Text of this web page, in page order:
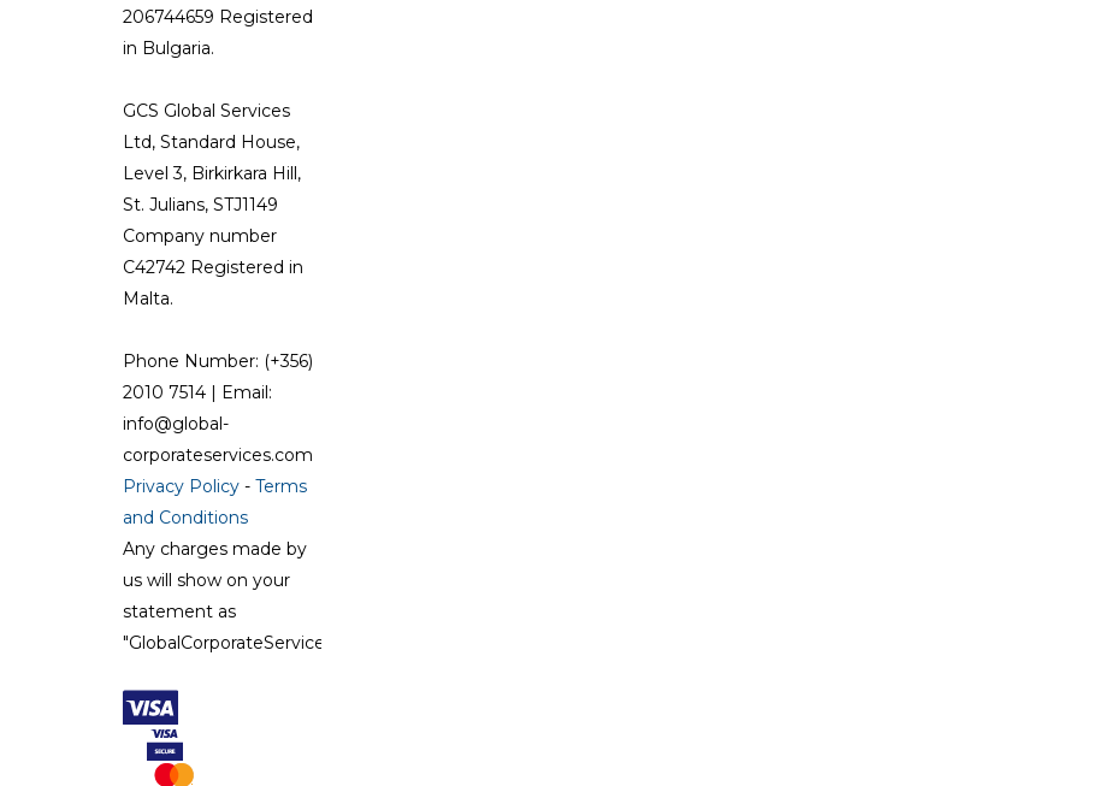
206744659 Registered
in Bulgaria.
GCS Global Services
Ltd, Standard House,
Level 3, Birkirkara Hill,
St. Julians, STJ1149
Company number
C42742 Registered in
Malta.
Phone Number: (+356)
2010 7514 | Email:
info@global-
corporateservices.com
Privacy Policy - Terms
and Conditions
Any charges made by
us will show on your
statement as
"GlobalCorporateServices"